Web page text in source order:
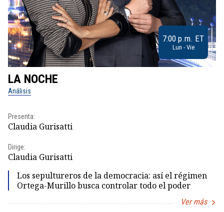
7:00 p.m. ET
Lun - Vie
LA NOCHE
Análisis
Presenta:
Claudia Gurisatti
Dirige:
Claudia Gurisatti
Los sepultureros de la democracia: así el régimen
Ortega-Murillo busca controlar todo el poder
Ver más